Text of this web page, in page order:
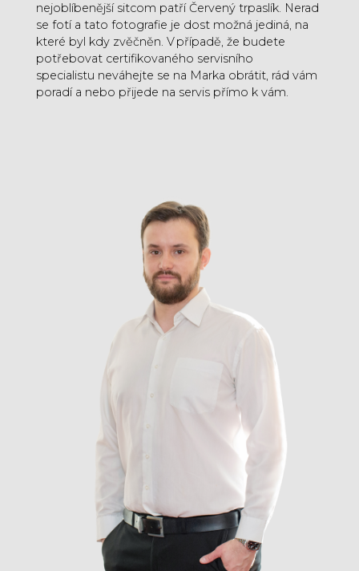
nejoblíbenější sitcom patří Červený trpaslík. Nerad
se fotí a tato fotografie je dost možná jediná, na
které byl kdy zvěčněn. V případě, že budete
potřebovat certifikovaného servisního
specialistu neváhejte se na Marka obrátit, rád vám
poradí a nebo přijede na servis přímo k vám.